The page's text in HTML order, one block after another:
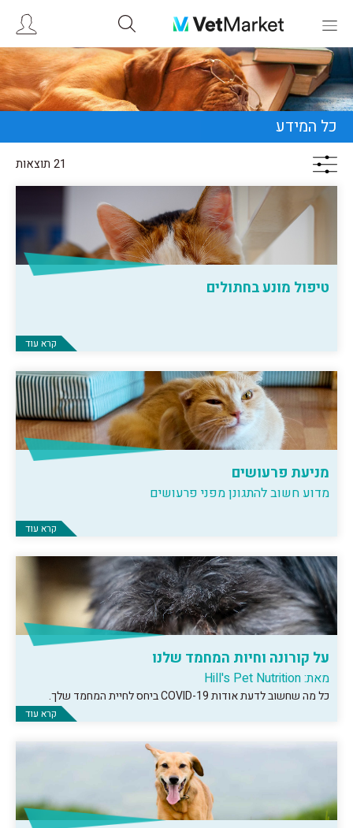
כל המידע
21 תוצאות
טיפול מונע בחתולים
קרא עוד
מניעת פרעושים
מדוע חשוב להתגונן מפני פרעושים
קרא עוד
על קורונה וחיות המחמד שלנו
מאת: Hill's Pet Nutrition
כל מה שחשוב לדעת אודות COVID-19 ביחס לחיית המחמד שלך.
קרא עוד